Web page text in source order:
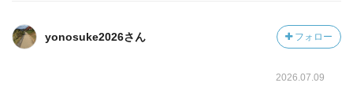
yonosuke2026さん フォロー
2026.07.09